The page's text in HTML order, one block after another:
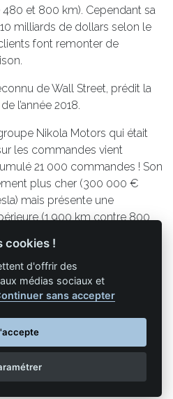
et 800 km). Cependant sa
milliards de dollars selon le
font remonter de
de Wall Street, prédit la
l’année 2018.
Nikola Motors qui était
les commandes vient
21 000 commandes ! Son
plus cher (300 000 €
mais présente une
(1 900 km contre 800
liste des articles
cookies !
d'offrir des
médias sociaux et
sans accepter